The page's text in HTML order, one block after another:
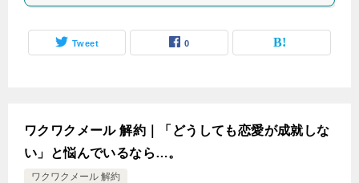
Tweet 0
ワクワクメール 解約｜「どうしても恋愛が成就しな
い」と悩んでいるなら…。
ワクワクメール 解約